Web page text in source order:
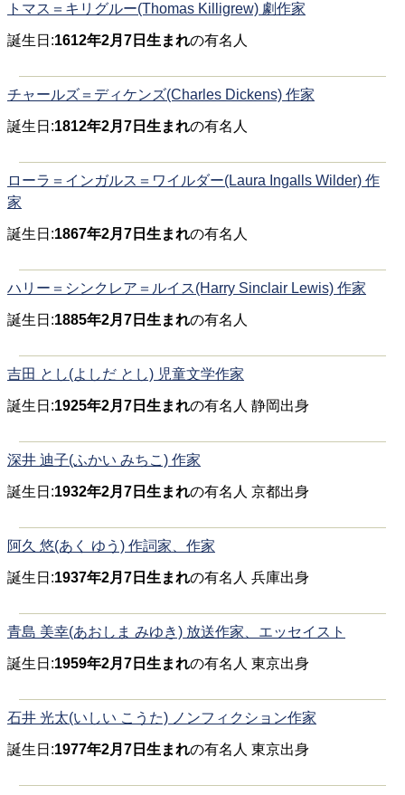
トマス＝キリグルー(Thomas Killigrew) 劇作家
誕生日:1612年2月7日生まれの有名人
チャールズ＝ディケンズ(Charles Dickens) 作家
誕生日:1812年2月7日生まれの有名人
ローラ＝インガルス＝ワイルダー(Laura Ingalls Wilder) 作
家
誕生日:1867年2月7日生まれの有名人
ハリー＝シンクレア＝ルイス(Harry Sinclair Lewis) 作家
誕生日:1885年2月7日生まれの有名人
吉田 とし(よしだ とし) 児童文学作家
誕生日:1925年2月7日生まれの有名人 静岡出身
深井 迪子(ふかい みちこ) 作家
誕生日:1932年2月7日生まれの有名人 京都出身
阿久 悠(あく ゆう) 作詞家、作家
誕生日:1937年2月7日生まれの有名人 兵庫出身
青島 美幸(あおしま みゆき) 放送作家、エッセイスト
誕生日:1959年2月7日生まれの有名人 東京出身
石井 光太(いしい こうた) ノンフィクション作家
誕生日:1977年2月7日生まれの有名人 東京出身